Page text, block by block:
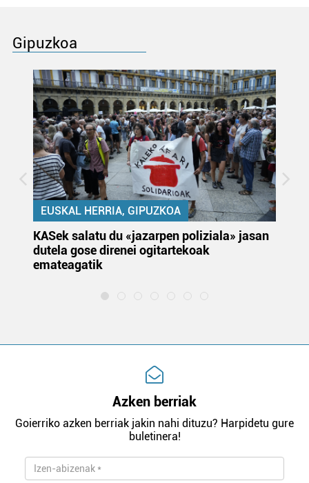
Gipuzkoa
EUSKAL HERRIA, GIPUZKOA
KASek salatu du «jazarpen poliziala» jasan
dutela gose direnei ogitartekoak
emateagatik
Azken berriak
Goierriko azken berriak jakin nahi dituzu? Harpidetu gure
buletinera!